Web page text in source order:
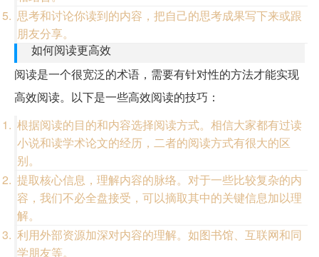
思考和讨论你读到的内容，把自己的思考成果写下来或跟
朋友分享。
如何阅读更高效
阅读是一个很宽泛的术语，需要有针对性的方法才能实现
高效阅读。以下是一些高效阅读的技巧：
根据阅读的目的和内容选择阅读方式。相信大家都有过读
小说和读学术论文的经历，二者的阅读方式有很大的区
别。
提取核心信息，理解内容的脉络。对于一些比较复杂的内
容，我们不必全盘接受，可以摘取其中的关键信息加以理
解。
利用外部资源加深对内容的理解。如图书馆、互联网和同
学朋友等。